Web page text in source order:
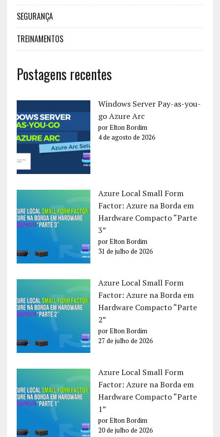
SEGURANÇA
TREINAMENTOS
Postagens recentes
Windows Server Pay-as-you-
go Azure Arc
por Elton Bordim
4 de agosto de 2026
Azure Local Small Form
Factor: Azure na Borda em
Hardware Compacto “Parte
3”
por Elton Bordim
31 de julho de 2026
Azure Local Small Form
Factor: Azure na Borda em
Hardware Compacto “Parte
2”
por Elton Bordim
27 de julho de 2026
Azure Local Small Form
Factor: Azure na Borda em
Hardware Compacto “Parte
1”
por Elton Bordim
20 de julho de 2026